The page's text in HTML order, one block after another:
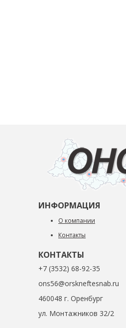
ИНФОРМАЦИЯ
О компании
Контакты
КОНТАКТЫ
+7 (3532) 68-92-35
ons56@orskneftesnab.ru
460048 г. Оренбург
ул. Монтажников 32/2